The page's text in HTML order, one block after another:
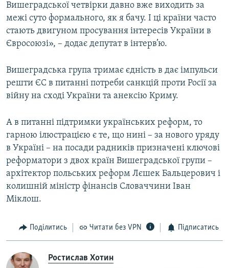
Вишеградської четвірки давно вже виходить за
межі суто формального, як я бачу. І ці країни часто
стають двигуном просування інтересів України в
Євросоюзі», – додає депутат в інтерв’ю.
Вишеградська група тримає єдність в дає імпульси
решти ЄС в питанні потреби санкцій проти Росії за
війну на сході України та анексію Криму.
А в питанні підтримки українських реформ, то
гарною ілюстрацією є те, що нині – за нового уряду
в Україні – на посади радників призначені ключові
реформатори з двох країн Вишеградської групи –
архітектор польських реформ Лєшек Бальцерович і
колишній міністр фінансів Словаччини Іван
Міклош.
Поділитись Читати без VPN Підписатись
Ростислав Хотин